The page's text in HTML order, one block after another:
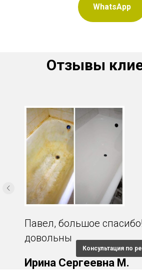
Консультация по
WhatsApp
Отзывы
Павел, большое
довольны
Ирина Сергеевна М.